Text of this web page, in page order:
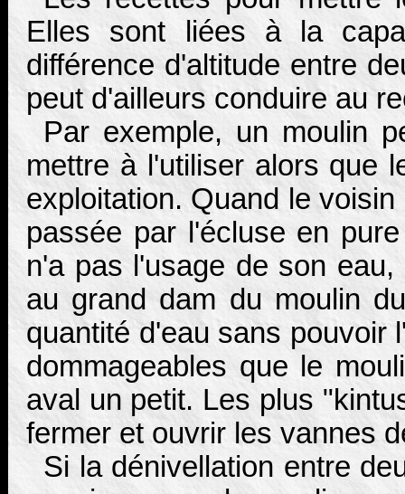
Elles sont liées à la
différence d'altitude entre
peut d'ailleurs conduire au
Par exemple, un moulin
mettre à l'utiliser alors que
exploitation. Quand le
passée par l'écluse en
n'a pas l'usage de son
au grand dam du moulin
quantité d'eau sans pouvoir
dommageables que le
aval un petit. Les plus
fermer et ouvrir les vannes
Si la dénivellation entre